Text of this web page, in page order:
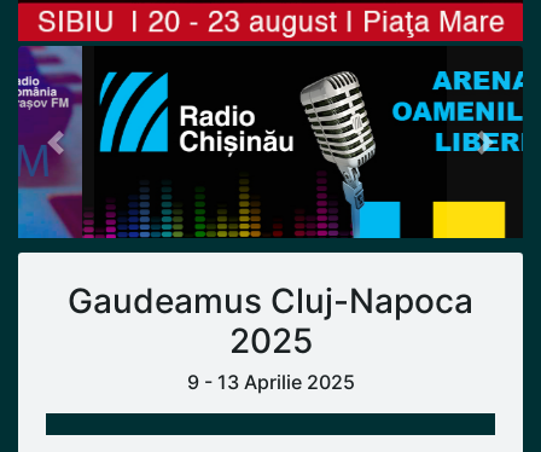
Previous Next
Gaudeamus Cluj-Napoca
2025
9 - 13 Aprilie 2025